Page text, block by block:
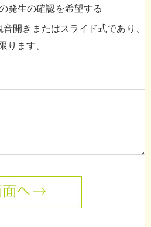
発生の確認を希望する
開きまたはスライド式であり、
ります。